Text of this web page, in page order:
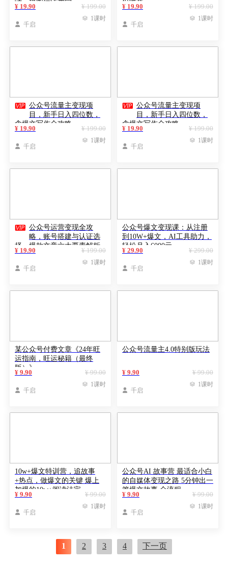
计，拼图玩法教学
¥ 199.00
¥ 19.90
 千启
 1课时
份收益
¥ 199.00
¥ 19.90
 千启
 1课时
 公众号流量主变现项
目，新手日入四位数，
含爆文写作全攻略
¥ 199.00
¥ 19.90
 千启
 1课时
 公众号流量主变现项
目，新手日入四位数，
含爆文写作全攻略
¥ 199.00
¥ 19.90
 千启
 1课时
 公众号运营变现全攻
略，账号搭建与认证选
择，爆款文章六大要素解析
¥ 199.00
¥ 19.90
 千启
 1课时
公众号爆文变现课：从注册
到10W+爆文，AI工具助力，
轻松月入6000元
¥ 299.00
¥ 29.90
 千启
 1课时
某公众号付费文章《24年旺
运指南，旺运秘籍（最终
版）》
¥ 99.00
¥ 9.90
 千启
 1课时
公众号流量主4.0特别版玩法
¥ 99.00
¥ 9.90
 千启
 1课时
10w+爆文特训营，追故事
+热点，做爆文的关键 爆上
加爆的10w+阅读法宝
¥ 99.00
¥ 9.90
 千启
 1课时
公众号AI 故事营 最适合小白
的自媒体变现之路 5分钟出一
篇爆文故事 全流程
¥ 99.00
¥ 9.90
 千启
 1课时
1 2 3 4 下一页